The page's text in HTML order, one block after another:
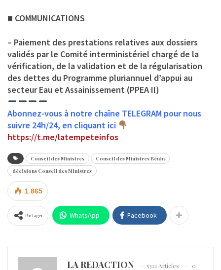
■ COMMUNICATIONS
– Paiement des prestations relatives aux dossiers
validés par le Comité interministériel chargé de la
vérification, de la validation et de la régularisation
des dettes du Programme pluriannuel d’appui au
secteur Eau et Assainissement (PPEA II)
Abonnez-vous à notre chaîne TELEGRAM pour nous
suivre 24h/24, en cliquant ici
https://t.me/latempeteinfos
Conseil des Ministres
Conseil des Ministres Bénin
décisions Conseil des Ministres
1 865
Partager WhatsApp Facebook
LA REDACTION 5321 Articles
0